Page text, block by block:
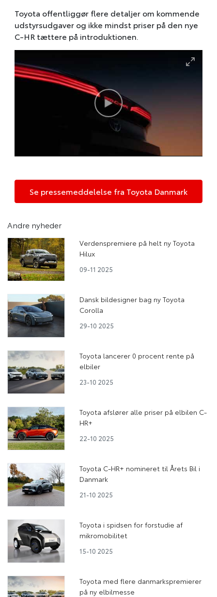
Toyota offentliggør flere detaljer om kommende
udstyrsudgaver og ikke mindst priser på den nye
C-HR tættere på introduktionen.
Se pressemeddelelse fra Toyota Danmark
Andre nyheder
Verdenspremiere på helt ny Toyota
Hilux
09-11 2025
Dansk bildesigner bag ny Toyota
Corolla
29-10 2025
Toyota lancerer 0 procent rente på
elbiler
23-10 2025
Toyota afslører alle priser på elbilen C-
HR+
22-10 2025
Toyota C-HR+ nomineret til Årets Bil i
Danmark
21-10 2025
Toyota i spidsen for forstudie af
mikromobilitet
15-10 2025
Toyota med flere danmarkspremierer
på ny elbilmesse